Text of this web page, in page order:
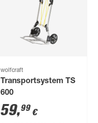
wolfcraft
Transportsystem TS
600
59,99 €